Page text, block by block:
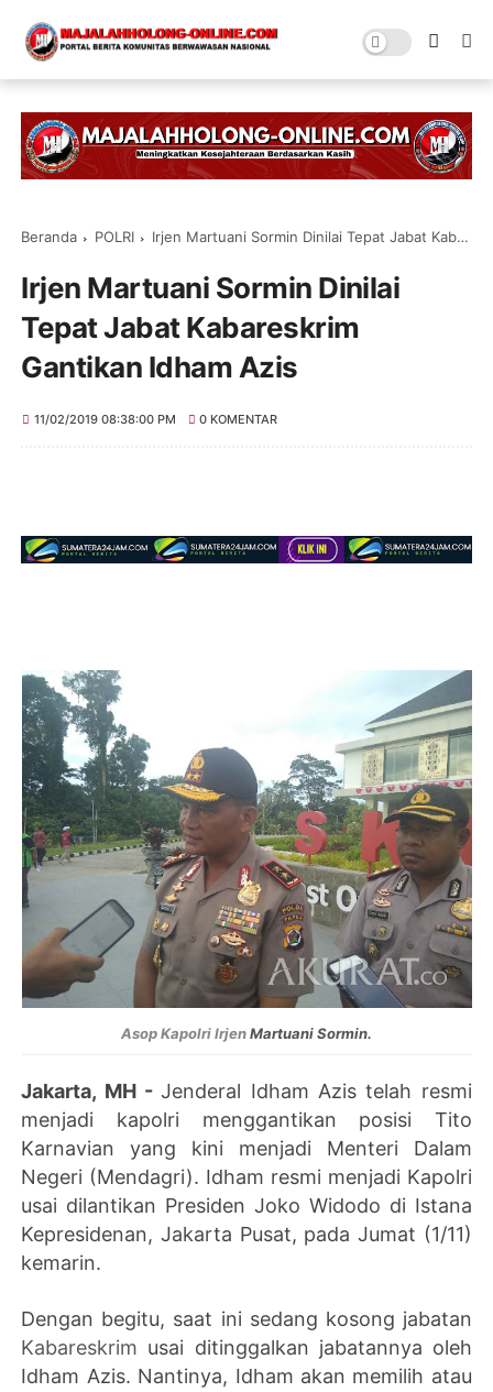
Beranda POLRI Irjen Martuani Sormin Dinilai Tepat Jabat Kabareskrim Gantikan Idham Azis
Irjen Martuani Sormin Dinilai
Tepat Jabat Kabareskrim
Gantikan Idham Azis
11/02/2019 08:38:00 PM 0 KOMENTAR
Asop Kapolri IrjenMartuaniSormin.
Jakarta, MH -Jenderal Idham Azis telah resmi
menjadi kapolri menggantikan posisi Tito
Karnavian yang kini menjadi Menteri Dalam
Negeri (Mendagri). Idham resmi menjadi Kapolri
usai dilantikan Presiden Joko Widodo di Istana
Kepresidenan, Jakarta Pusat, pada Jumat (1/11)
kemarin.
Dengan begitu, saat ini sedang kosong jabatan
Kabareskrim usai ditinggalkan jabatannya oleh
Idham Azis. Nantinya, Idham akan memilih atau